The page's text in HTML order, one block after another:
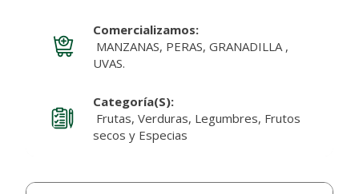
Comercializamos:
MANZANAS, PERAS, GRANADILLA ,
UVAS.
Categoría(s):
Frutas, Verduras, Legumbres, Frutos
secos y Especias